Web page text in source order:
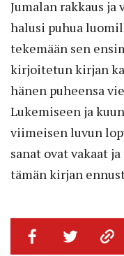
Jumalan rakkaus ja
halusi puhua
tekemään sen
kirjoitetun kirjan
hänen puheensa
Lukemiseen ja
viimeisen luvun
sanat ovat vakaat
tämän kirjan